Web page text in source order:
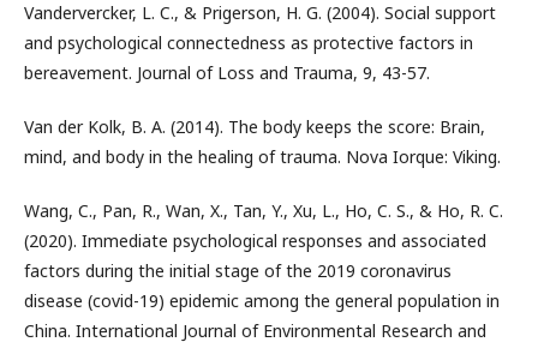
Vandervercker, L. C., & Prigerson, H. G. (2004). Social support
and psychological connectedness as protective factors in
bereavement. Journal of Loss and Trauma, 9, 43-57.
Van der Kolk, B. A. (2014). The body keeps the score: Brain,
mind, and body in the healing of trauma. Nova Iorque: Viking.
Wang, C., Pan, R., Wan, X., Tan, Y., Xu, L., Ho, C. S., & Ho, R. C.
(2020). Immediate psychological responses and associated
factors during the initial stage of the 2019 coronavirus
disease (covid-19) epidemic among the general population in
China. International Journal of Environmental Research and